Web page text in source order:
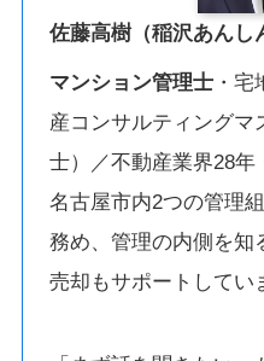
佐藤高樹（稲沢あんし
マンション管理士 ・
産コンサルティングマ
士）／不動産業界28年
名古屋市内2つの管理
務め、管理の内側を知
売却もサポートしてい